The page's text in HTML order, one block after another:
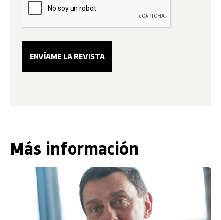
Más información